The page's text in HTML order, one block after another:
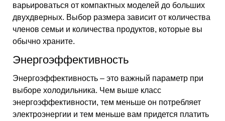
варьироваться от компактных моделей до больших
двухдверных. Выбор размера зависит от количества
членов семьи и количества продуктов, которые вы
обычно храните.
Энергоэффективность
Энергоэффективность – это важный параметр при
выборе холодильника. Чем выше класс
энергоэффективности, тем меньше он потребляет
электроэнергии и тем меньше вам придется платить